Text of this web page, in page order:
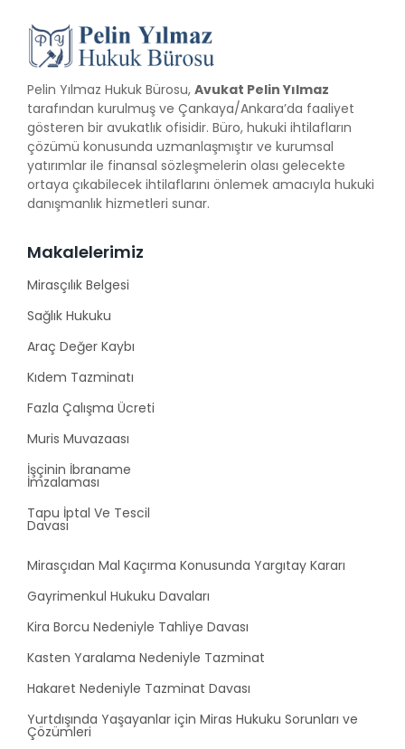
Pelin Yılmaz Hukuk Bürosu, Avukat Pelin Yılmaz
tarafından kurulmuş ve Çankaya/Ankara’da faaliyet
gösteren bir avukatlık ofisidir. Büro, hukuki ihtilafların
çözümü konusunda uzmanlaşmıştır ve kurumsal
yatırımlar ile finansal sözleşmelerin olası gelecekte
ortaya çıkabilecek ihtilaflarını önlemek amacıyla hukuki
danışmanlık hizmetleri sunar.
Makalelerimiz
Mirasçılık Belgesi
Sağlık Hukuku
Araç Değer Kaybı
Kıdem Tazminatı
Fazla Çalışma Ücreti
Muris Muvazaası
İşçinin İbraname
İmzalaması
Tapu İptal Ve Tescil
Davası
Mirasçıdan Mal Kaçırma Konusunda Yargıtay Kararı
Gayrimenkul Hukuku Davaları
Kira Borcu Nedeniyle Tahliye Davası
Kasten Yaralama Nedeniyle Tazminat
Hakaret Nedeniyle Tazminat Davası
Yurtdışında Yaşayanlar için Miras Hukuku Sorunları ve
Çözümleri